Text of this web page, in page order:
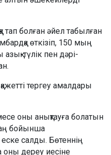
тап болған әйел табылған
өткізіп, 150 мың
түлік пен дәрі-
тергеу амалдары
оны анықтауға болатын
бойынша
еске салды. Бөтеннің
оны дереу иесіне